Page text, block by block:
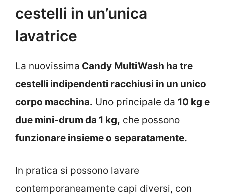
cestelli in un’unica
lavatrice
La nuovissima Candy MultiWash ha tre
cestelli indipendenti racchiusi in un unico
corpo macchina. Uno principale da 10 kg e
due mini-drum da 1 kg, che possono
funzionare insieme o separatamente.
In pratica si possono lavare
contemporaneamente capi diversi, con